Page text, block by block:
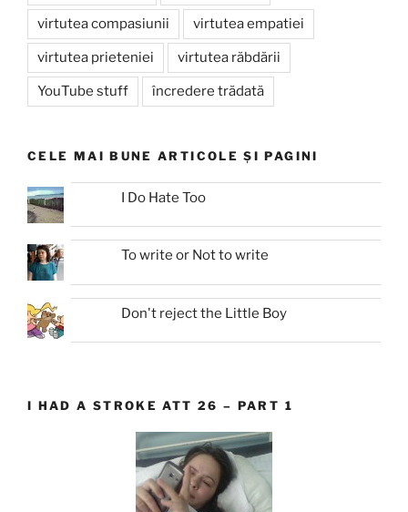
virtutea compasiunii virtutea empatiei
virtutea prieteniei virtutea răbdării
YouTube stuff încredere trădată
CELE MAI BUNE ARTICOLE ȘI PAGINI
I Do Hate Too
To write or Not to write
Don't reject the Little Boy
I HAD A STROKE ATT 26 – PART 1